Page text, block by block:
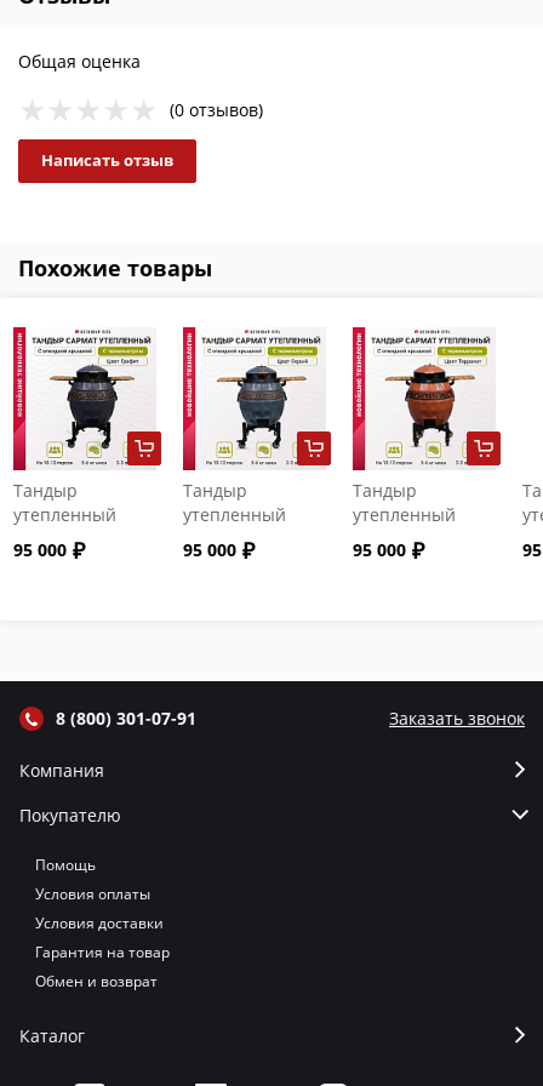
Общая оценка
(0 отзывов)
Написать отзыв
Похожие товары
Тандыр
утепленный
"Сармат" с
откидной
95 000
Тандыр
утепленный
"Сармат" с
откидной
95 000
Тандыр
утепленный
"Сармат" с
откидной
95 000
8 (800) 301-07-91 Заказать звонок
Компания
Покупателю
Помощь
Условия оплаты
Условия доставки
Гарантия на товар
Обмен и возврат
Каталог